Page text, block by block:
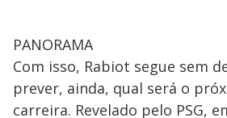
PANORAMA
Com isso, Rabiot segue sem
prever, ainda, qual será o
carreira. Revelado pelo PSG,